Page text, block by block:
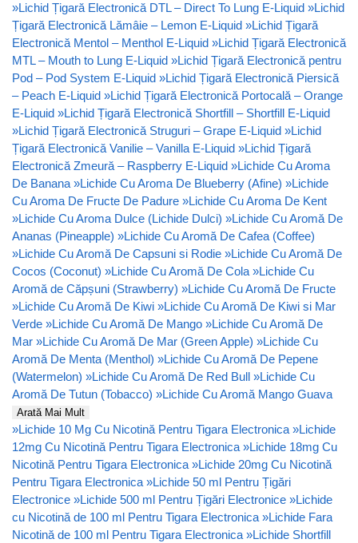
»Lichid Țigară Electronică DTL – Direct To Lung E-Liquid »Lichid
Țigară Electronică Lămâie – Lemon E-Liquid »Lichid Țigară
Electronică Mentol – Menthol E-Liquid »Lichid Țigară Electronică
MTL – Mouth to Lung E-Liquid »Lichid Țigară Electronică pentru
Pod – Pod System E-Liquid »Lichid Țigară Electronică Piersică
– Peach E-Liquid »Lichid Țigară Electronică Portocală – Orange
E-Liquid »Lichid Țigară Electronică Shortfill – Shortfill E-Liquid
»Lichid Țigară Electronică Struguri – Grape E-Liquid »Lichid
Țigară Electronică Vanilie – Vanilla E-Liquid »Lichid Țigară
Electronică Zmeură – Raspberry E-Liquid »Lichide Cu Aroma
De Banana »Lichide Cu Aroma De Blueberry (Afine) »Lichide
Cu Aroma De Fructe De Padure »Lichide Cu Aroma De Kent
»Lichide Cu Aroma Dulce (Lichide Dulci) »Lichide Cu Aromă De
Ananas (Pineapple) »Lichide Cu Aromă De Cafea (Coffee)
»Lichide Cu Aromă De Capsuni si Rodie »Lichide Cu Aromă De
Cocos (Coconut) »Lichide Cu Aromă De Cola »Lichide Cu
Aromă de Căpșuni (Strawberry) »Lichide Cu Aromă De Fructe
»Lichide Cu Aromă De Kiwi »Lichide Cu Aromă De Kiwi si Mar
Verde »Lichide Cu Aromă De Mango »Lichide Cu Aromă De
Mar »Lichide Cu Aromă De Mar (Green Apple) »Lichide Cu
Aromă De Menta (Menthol) »Lichide Cu Aromă De Pepene
(Watermelon) »Lichide Cu Aromă De Red Bull »Lichide Cu
Aromă De Tutun (Tobacco) »Lichide Cu Aromă Mango Guava
Arată Mai Mult
»Lichide 10 Mg Cu Nicotină Pentru Tigara Electronica »Lichide
12mg Cu Nicotină Pentru Tigara Electronica »Lichide 18mg Cu
Nicotină Pentru Tigara Electronica »Lichide 20mg Cu Nicotină
Pentru Tigara Electronica »Lichide 50 ml Pentru Țigări
Electronice »Lichide 500 ml Pentru Țigări Electronice »Lichide
cu Nicotină de 100 ml Pentru Tigara Electronica »Lichide Fara
Nicotină de 100 ml Pentru Tigara Electronica »Lichide Shortfill